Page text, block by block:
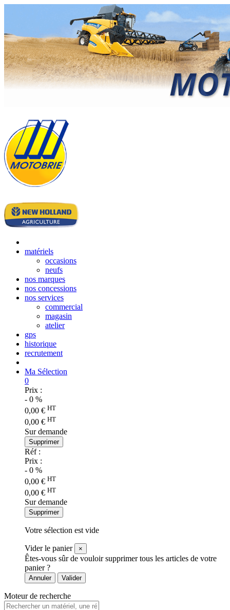
matériels
occasions
neufs
nos marques
nos concessions
nos services
commercial
magasin
atelier
gps
historique
recrutement
Ma Sélection
0
Prix :
- 0 %
0,00 € HT
0,00 € HT
Sur demande
Supprimer
Réf :
Prix :
- 0 %
0,00 € HT
0,00 € HT
Sur demande
Supprimer
Votre sélection est vide
Vider le panier ×
Êtes-vous sûr de vouloir supprimer tous les articles de votre
panier ?
Annuler Valider
Moteur de recherche